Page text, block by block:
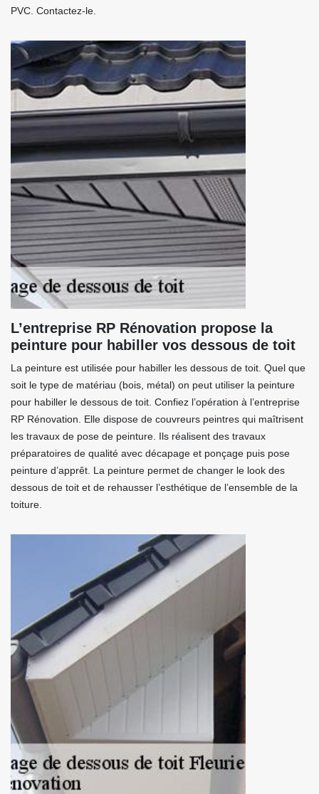
PVC. Contactez-le.
L’entreprise RP Rénovation propose la
peinture pour habiller vos dessous de toit
La peinture est utilisée pour habiller les dessous de toit. Quel que
soit le type de matériau (bois, métal) on peut utiliser la peinture
pour habiller le dessous de toit. Confiez l’opération à l’entreprise
RP Rénovation. Elle dispose de couvreurs peintres qui maîtrisent
les travaux de pose de peinture. Ils réalisent des travaux
préparatoires de qualité avec décapage et ponçage puis pose
peinture d’apprêt. La peinture permet de changer le look des
dessous de toit et de rehausser l’esthétique de l’ensemble de la
toiture.